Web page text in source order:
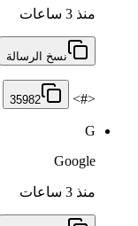
منذ 3 ساعات
نسخ الرسالة
<#> ‏
35982
G
Google
منذ 3 ساعات